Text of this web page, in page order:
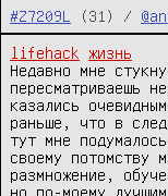
#Z7209L
(31) /
lifehack
жизнь
Недавно мне
пересматриваешь
казались
раньше, что в
тут мне
своему потомству
размножение,
но по-моему